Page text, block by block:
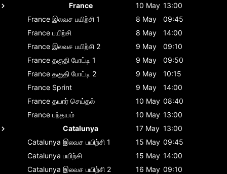
France
10 May 13:00
France இலவச பயிற்சி 1 8 May
09:45
France பயிற்சி 8 May
14:00
France இலவச பயிற்சி 2 9 May
09:10
France தகுதி போட்டி 1 9 May
09:50
France தகுதி போட்டி 2 9 May
10:15
France Sprint 9 May
14:00
France தயார் செய்தல் 10 May 08:40
France பந்தயம் 10 May 13:00
Catalunya
17 May 13:00
Catalunya இலவச பயிற்சி 1 15 May 09:45
Catalunya பயிற்சி 15 May 14:00
Catalunya இலவச பயிற்சி 2 16 May 09:10